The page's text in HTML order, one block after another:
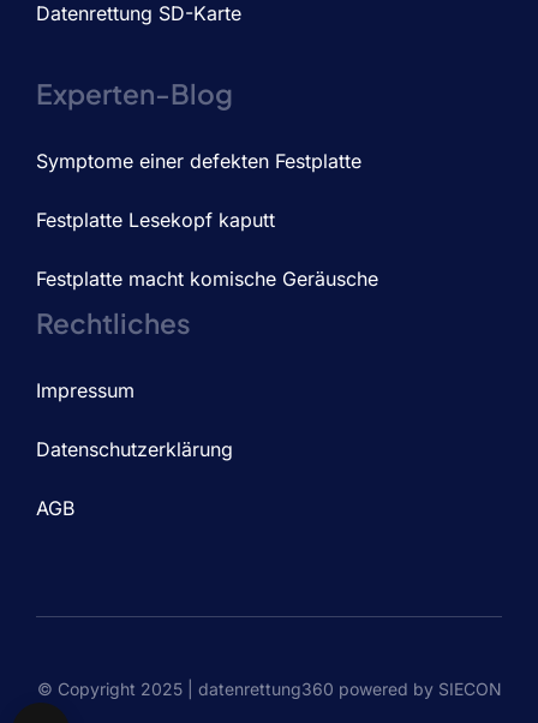
Datenrettung SD-Karte
Experten-Blog
Symptome einer defekten Festplatte
Festplatte Lesekopf kaputt
Festplatte macht komische Geräusche
Rechtliches
Impressum
Datenschutzerklärung
AGB
© Copyright 2025 | datenrettung360 powered by SIECON